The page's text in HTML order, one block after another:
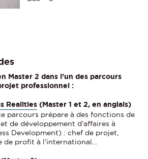
Master 2 dans l’un des parcours
professionnel :
Realities (Master 1 et 2, en anglais)
parcours prépare à des fonctions de
de développement d’affaires à
Development) : chef de projet,
de profit à l’international…